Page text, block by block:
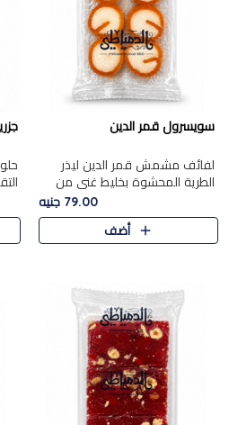
سويسرول قمر الدين
لفائف مشمش قمر الدين ليذر
الطرية المحشوة بخليط غني من
جوز الهند الأبيض والمكسرات
الفاخرة، يقدم المذاق الحلو
الطبيعي لقمر الدين و تجمع بين
79.00 جنيه
أضف